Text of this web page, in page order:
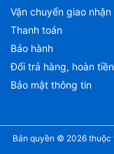
Vận chuyển giao nhận
Thanh toán
Bảo hành
Đổi trả hàng, hoàn tiền
Bảo mật thông tin
Bản quyền © 2026 thuộc